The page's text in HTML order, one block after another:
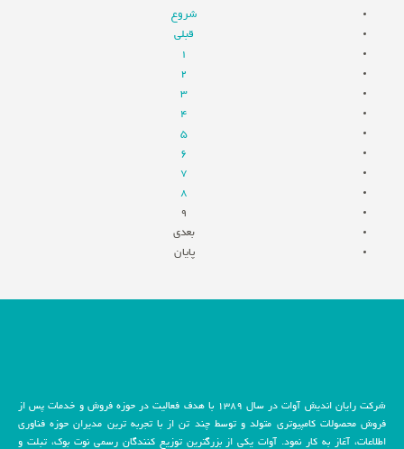
شروع
قبلی
1
2
3
4
5
6
7
8
9
بعدی
پایان
شرکت رایان اندیش آوات در سال 1389 با هدف فعالیت در حوزه فروش و خدمات پس از
فروش محصولات کامپیوتری متولد و توسط چند تن از با تجربه ترین مدیران حوزه فناوری
اطلاعات، آغاز به کار نمود. آوات یکی از بزرگترین توزیع کنندگان رسمی نوت بوک، تبلت و